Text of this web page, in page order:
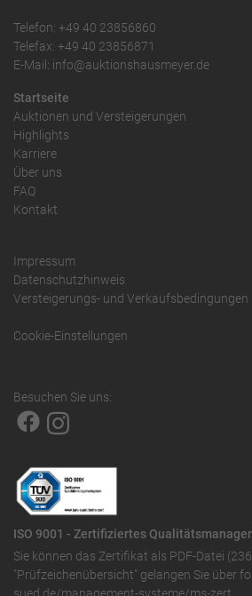
Telefon: +49 40 23856860
Telefax: +49 40 23856871
E-Mail: info@auktionshausmeyer.de
Startseite
Auktionen und Versteigerungen
Highlights
Karriere
Über uns
FAQ
Kontakt
Impressum
Datenschutzhinweis
Versteigerungs- und Verkaufsbedingungen
Cookie-Einstellungen
Besuchen Sie uns:
ISO 9001 - Zertifiziertes
Sie können das Zertifikat als PDF-Datei
"Prüfzeichenübersicht" gelangen Sie über